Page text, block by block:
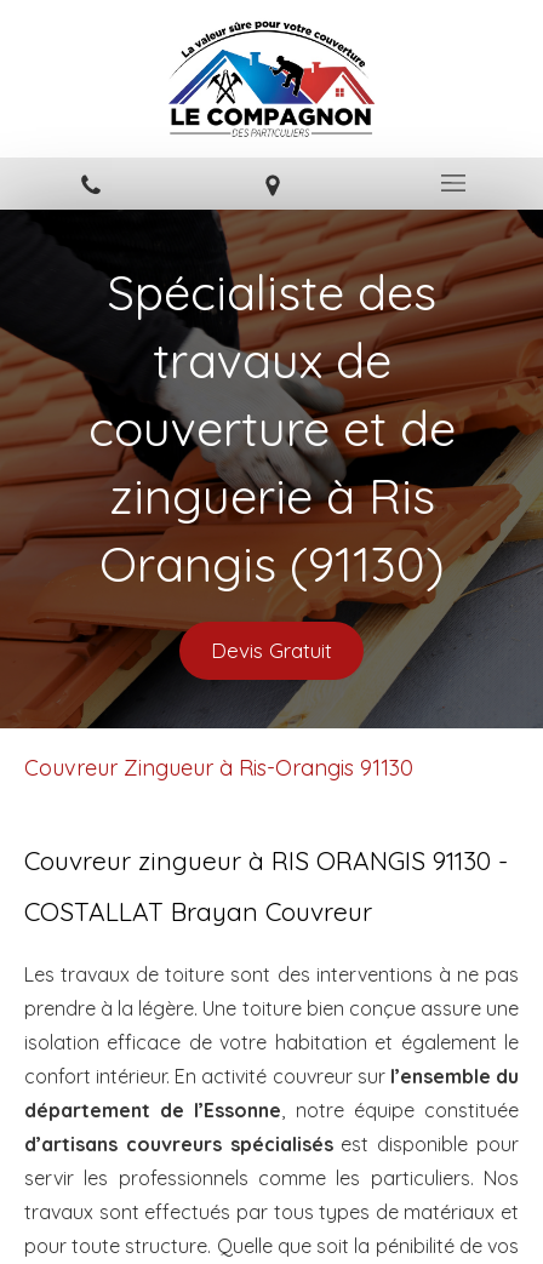
Spécialiste des
travaux de
couverture et de
zinguerie à Ris
Orangis (91130)
Devis Gratuit
Couvreur Zingueur à Ris-Orangis 91130
Couvreur zingueur à RIS ORANGIS 91130 -
COSTALLAT Brayan Couvreur
Les travaux de toiture sont des interventions à ne pas
prendre à la légère. Une toiture bien conçue assure une
isolation efficace de votre habitation et également le
confort intérieur. En activité couvreur sur l’ensemble du
département de l’Essonne, notre équipe constituée
d’artisans couvreurs spécialisésest disponible pour
servir les professionnels comme les particuliers. Nos
travaux sont effectués par tous types de matériaux et
pour toute structure. Quelle que soit la pénibilité de vos